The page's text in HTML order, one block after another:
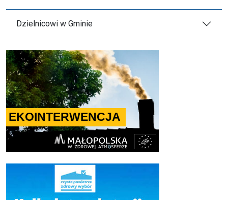
Dzielnicowi w Gminie